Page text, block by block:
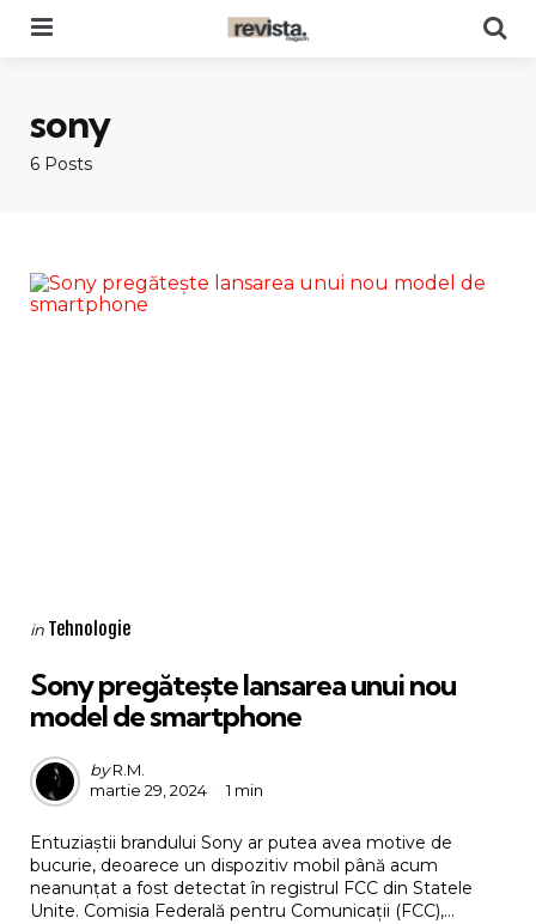
6 Posts
sony
Categories
Posted
in Tehnologie
Sony pregătește lansarea unui nou
model de smartphone
Posted
by
by R.M.
martie 29, 2024
1 min
Entuziaștii brandului Sony ar putea avea motive de
bucurie, deoarece un dispozitiv mobil până acum
neanunțat a fost detectat în registrul FCC din Statele
Unite. Comisia Federală pentru Comunicații (FCC),...